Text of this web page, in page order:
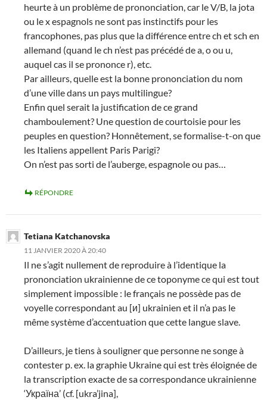
heurte à un problème de prononciation, car le V/B, la jota
ou le x espagnols ne sont pas instinctifs pour les
francophones, pas plus que la différence entre ch et sch en
allemand (quand le ch n’est pas précédé de a, o ou u,
auquel cas il se prononce r), etc.
Par ailleurs, quelle est la bonne prononciation du nom
d’une ville dans un pays multilingue?
Enfin quel serait la justification de ce grand
chamboulement? Une question de courtoisie pour les
peuples en question? Honnêtement, se formalise-t-on que
les Italiens appellent Paris Parigi?
On n’est pas sorti de l’auberge, espagnole ou pas…
RÉPONDRE
Tetiana Katchanovska
11 JANVIER 2020 À 20:40
Il ne s’agit nullement de reproduire à l’identique la
prononciation ukrainienne de ce toponyme ce qui est tout
simplement impossible : le français ne possède pas de
voyelle correspondant au [и] ukrainien et il n’a pas le
même système d’accentuation que cette langue slave.
D’ailleurs, je tiens à souligner que personne ne songe à
contester p. ex. la graphie Ukraine qui est très éloignée de
la transcription exacte de sa correspondance ukrainienne
‘Україна’ (cf. [ukra’jina],